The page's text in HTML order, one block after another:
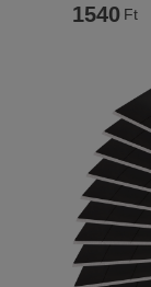
1540 Ft